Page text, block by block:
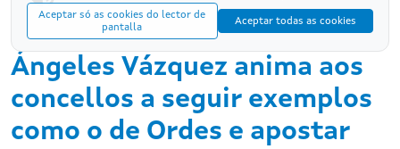
Aceptar só as cookies do lector de
pantalla
Aceptar todas as cookies
Ángeles Vázquez anima aos
concellos a seguir exemplos
como o de Ordes e apostar